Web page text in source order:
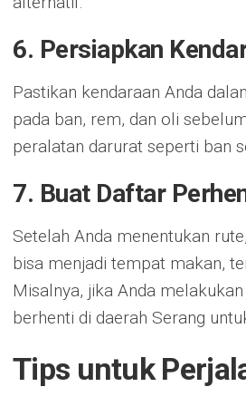
6. Persiapkan
Pastikan kendaraan Anda
pada ban, rem, dan oli
peralatan darurat seperti ban
7. Buat Daftar
Setelah Anda menentukan
bisa menjadi tempat makan,
Misalnya, jika Anda
berhenti di daerah Serang
Tips untuk